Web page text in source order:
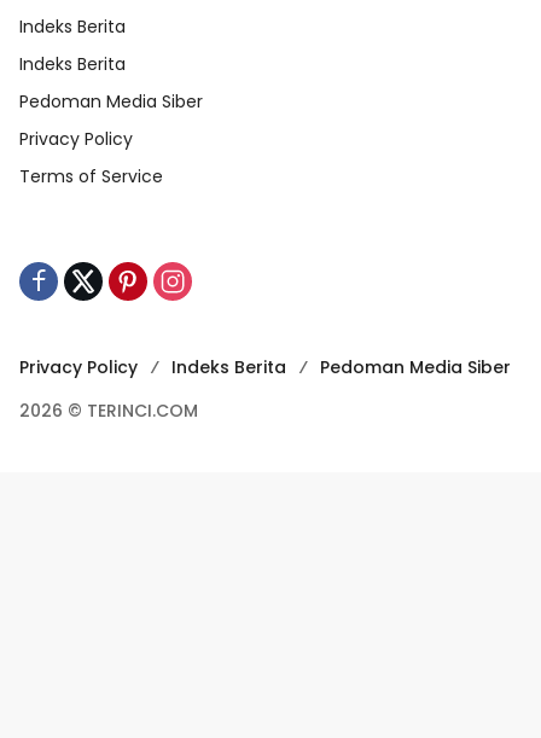
Indeks Berita
Indeks Berita
Pedoman Media Siber
Privacy Policy
Terms of Service
Privacy Policy Indeks Berita
Pedoman Media Siber
2026 © TERINCI.COM